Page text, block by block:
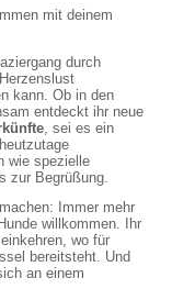
mit deinem
durch
kann. Ob in den
entdeckt ihr neue
, sei es ein
wie spezielle
zur Begrüßung.
Immer mehr
willkommen. Ihr
wo für
bereitsteht. Und
an einem